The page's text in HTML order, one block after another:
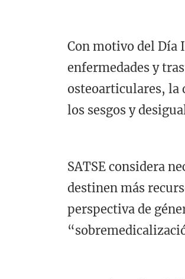
Con motivo del Día
enfermedades y
osteoarticulares, la
los sesgos y
SATSE considera
destinen más
perspectiva de